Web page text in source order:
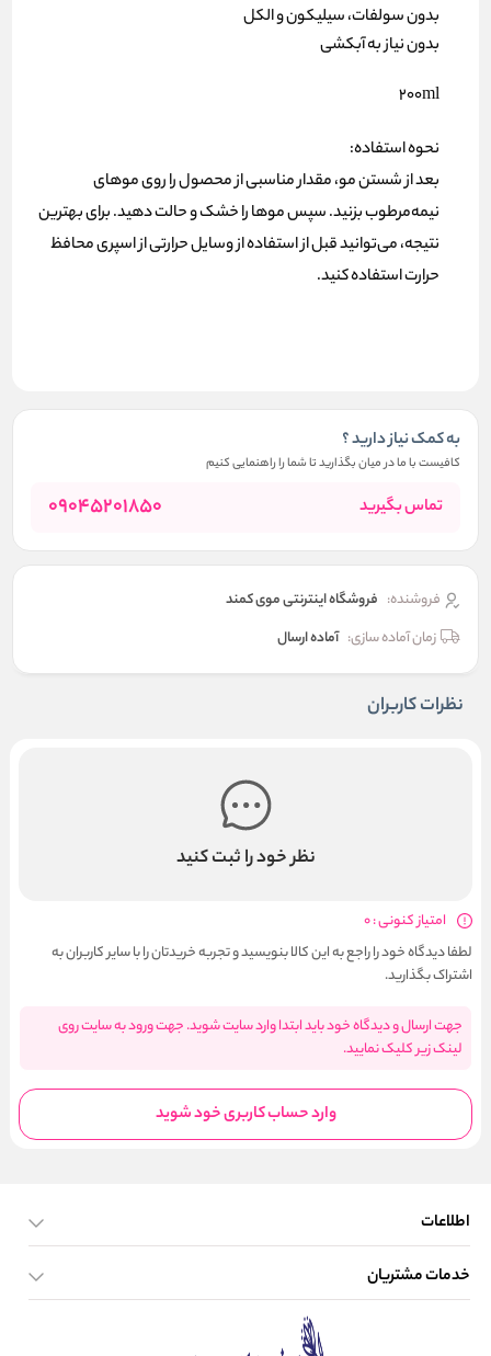
بدون سولفات، سیلیکون و الکل
بدون نیاز به آبکشی
200ml
نحوه استفاده:
بعد از شستن مو، مقدار مناسبی از محصول را روی موهای
نیمه‌مرطوب بزنید. سپس موها را خشک و حالت دهید. برای بهترین
نتیجه، می‌توانید قبل از استفاده از وسایل حرارتی از اسپری محافظ
حرارت استفاده کنید.
به کمک نیاز دارید ؟
کافیست با ما در میان بگذارید تا شما را راهنمایی کنیم
تماس بگیرید 09045201850
فروشنده: فروشگاه اینترنتی موی کمند
زمان آماده سازی: آماده ارسال
نظرات کاربران
نظر خود را ثبت کنید
امتیاز کنونی : 0
لطفا دیدگاه خود را راجع به این کالا بنویسید و تجربه خریدتان را با سایر کاربران به
اشتراک بگذارید.
جهت ارسال و دیدگاه خود باید ابتدا وارد سایت شوید. جهت ورود به سایت روی
لینک زیر کلیک نمایید.
وارد حساب کاربری خود شوید
اطلاعات
صفحه اصلی
خدمات مشتریان